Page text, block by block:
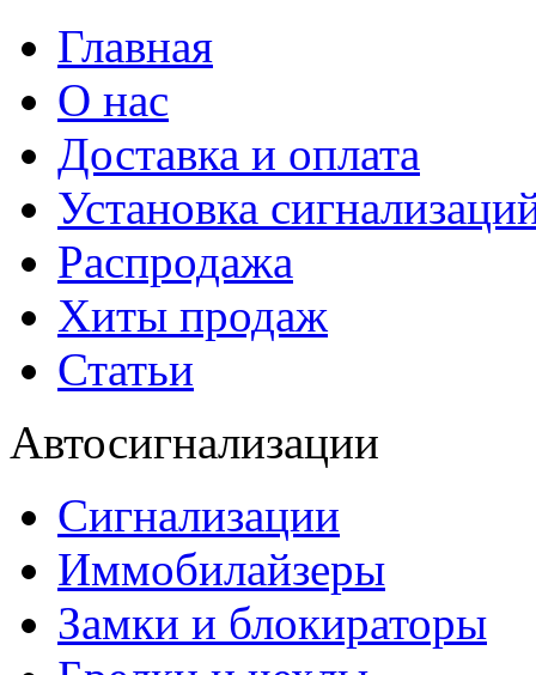
Главная
О нас
Доставка и оплата
Установка
Распродажа
Хиты продаж
Статьи
Автосигнализации
Сигнализации
Иммобилайзеры
Замки и блокираторы